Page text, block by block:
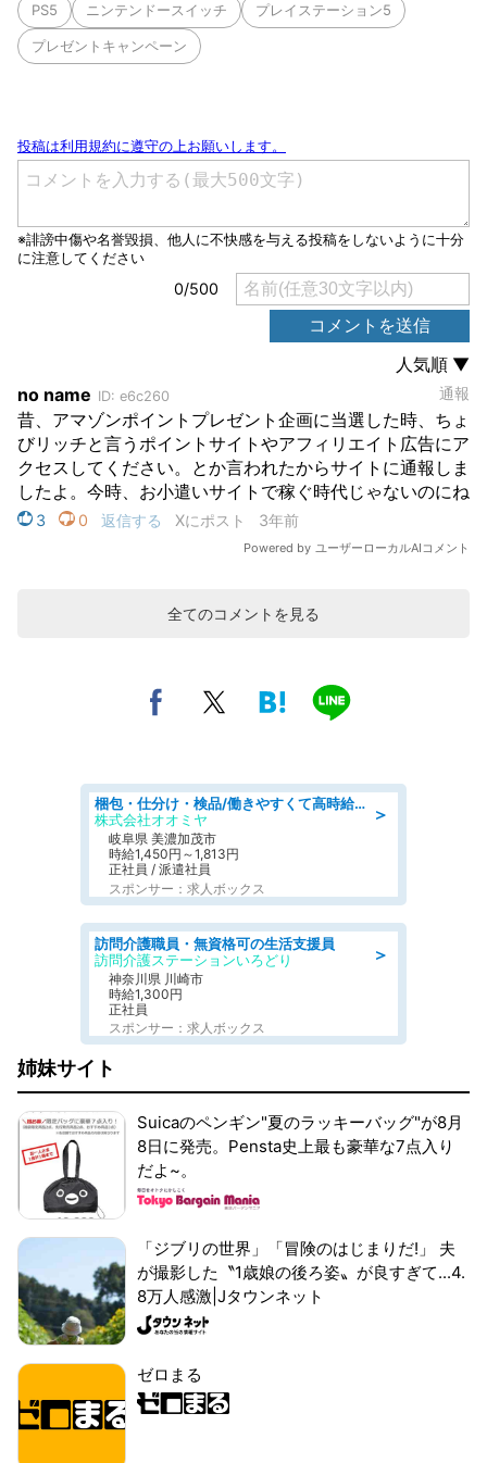
PS5 ニンテンドースイッチ プレイステーション5
プレゼントキャンペーン
全てのコメントを見る
＞
梱包・仕分け・検品/働きやすくて高時給の仕分け作業長期休暇充実/残業なし
株式会社オオミヤ
岐阜県 美濃加茂市
時給1,450円～1,813円
正社員 / 派遣社員
スポンサー：求人ボックス
＞
訪問介護職員・無資格可の生活支援員
訪問介護ステーションいろどり
神奈川県 川崎市
時給1,300円
正社員
スポンサー：求人ボックス
姉妹サイト
Suicaのペンギン"夏のラッキーバッグ"が8月
8日に発売。Pensta史上最も豪華な7点入り
だよ~。
「ジブリの世界」「冒険のはじまりだ!」 夫
が撮影した〝1歳娘の後ろ姿〟が良すぎて...4.
8万人感激|Jタウンネット
ゼロまる